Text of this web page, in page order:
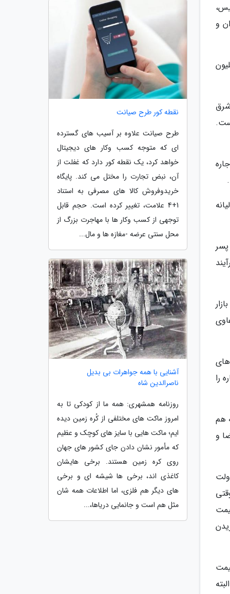
و
خرید و اجاره در مرکز میانه نرخ رهن کامل 5 تا 5.5 میلیون
بود. در منطقه 4 واقع در شرق
میلیون تومان است.
را
به هم
و
توصیه به نخریدن
سال 1396 تا کنون قیمت
البته
نقطه کور طرح صیانت
طرح صیانت علاوه بر آسیب های گسترده
ای که متوجه کسب وکار های دیجیتال
خواهد کرد، یک نقطه کور دارد که غفلت از
آن، نبض تجارت را مختل می کند. پایگاه
خریدوفروش کالا های مصرفی به استناد
1+4 علامت، تغییر کرده است. حجم قابل
توجهی از کسب وکار ها با مهاجرت بزرگ از
محل سنتی عرضه -مغازه ها و مال...
آشنایی با همه جواهرات بی بدیل
ناصرالدین شاه
روزنامه همشهری: همه ما از کودکی تا به
امروز ماکت های مختلفی از کُره زمین دیده
ایم؛ ماکت هایی با سایز های کوچک و عظیم
که مأمور نشان دادن جای کشور های جهان
روی کره زمین هستند. برخی هایشان
کاغذی اند، برخی ها شیشه ای و برخی
های دیگر هم فلزی، اما اطلاعات همه شان
مثل هم است و جانمایی دریاها،...